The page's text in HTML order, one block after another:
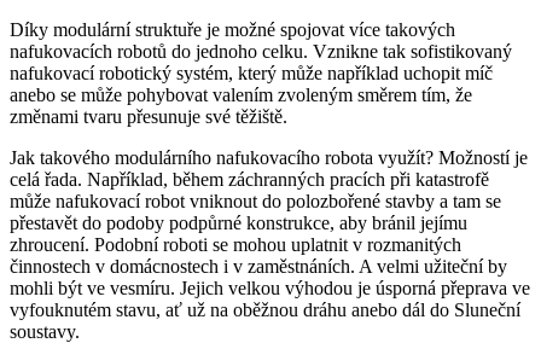
Díky modulární struktuře je možné spojovat více takových
nafukovacích robotů do jednoho celku. Vznikne tak sofistikovaný
nafukovací robotický systém, který může například uchopit míč
anebo se může pohybovat valením zvoleným směrem tím, že
změnami tvaru přesunuje své těžiště.
Jak takového modulárního nafukovacího robota využít? Možností je
celá řada. Například, během záchranných pracích při katastrofě
může nafukovací robot vniknout do polozbořené stavby a tam se
přestavět do podoby podpůrné konstrukce, aby bránil jejímu
zhroucení. Podobní roboti se mohou uplatnit v rozmanitých
činnostech v domácnostech i v zaměstnáních. A velmi užiteční by
mohli být ve vesmíru. Jejich velkou výhodou je úsporná přeprava ve
vyfouknutém stavu, ať už na oběžnou dráhu anebo dál do Sluneční
soustavy.